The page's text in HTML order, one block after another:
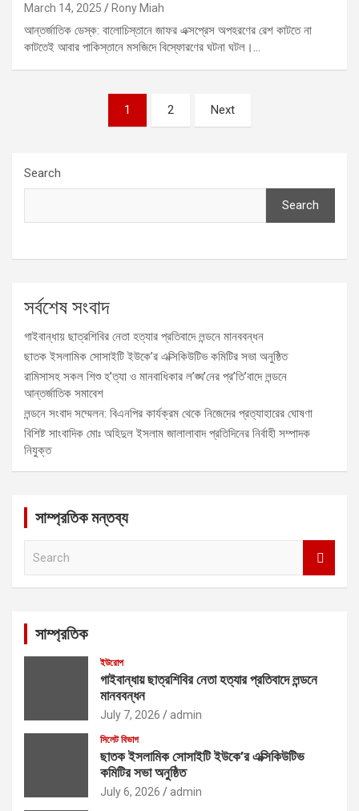
March 14, 2025 Rony Miah
আন্তর্জাতিক ডেস্ক: বালোচিস্তানে জাফর এক্সপ্রেস অপহরণের রেশ কাটতে না
কাটতেই আবার পাকিস্তানে মসজিদে বিস্ফোরণের ঘটনা ঘটল।…
1 2 Next
Search
Search
সর্বশেষ সংবাদ
গাইবান্ধায় ছাত্রশিবির নেতা হত্যার প্রতিবাদে লন্ডনে মানববন্ধন
ছাতক ইসলামিক সোসাইটি ইউকে’র এক্সিকিউটিভ কমিটির সভা অনুষ্ঠিত
রামিসাসহ সকল শিশু হ’ত্যা ও মানবাধিকার ল’ঙ্ঘ’নের প্র’তি’বাদে লন্ডনে
আন্তর্জাতিক সমাবেশ
লন্ডনে সংবাদ সম্মেলন: বিএনপির কার্যক্রম থেকে নিজেদের প্রত্যাহারের ঘোষণা
বিশিষ্ট সাংবাদিক মোঃ অহিদুল ইসলাম জালালাবাদ প্রতিদিনের নির্বাহী সম্পাদক
নিযুক্ত
সাম্প্রতিক মন্তব্য
সাম্প্রতিক
ইউরোপ
গাইবান্ধায় ছাত্রশিবির নেতা হত্যার প্রতিবাদে লন্ডনে
মানববন্ধন
July 7, 2026 admin
সিলেট বিভাগ
ছাতক ইসলামিক সোসাইটি ইউকে’র এক্সিকিউটিভ
কমিটির সভা অনুষ্ঠিত
July 6, 2026 admin